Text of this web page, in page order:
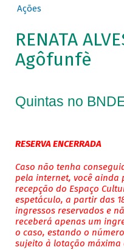
Ações
RENATA
Agôfunfè
Quintas no
RESERVA ENCERRADA
Caso não tenha
pela internet, você ainda
recepção do Espaço
espetáculo, a partir das
ingressos reservados e
receberá apenas um
o caso, estando o
sujeito à lotação máxima